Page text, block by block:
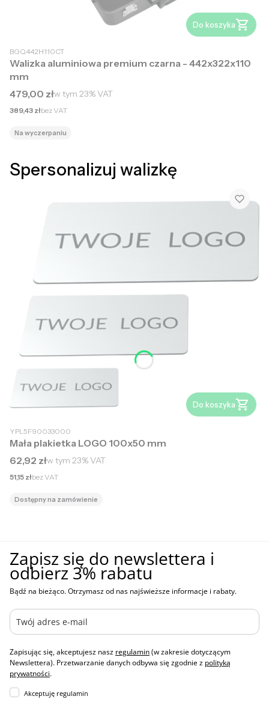
Do koszyka
BGQ442H110CT
Walizka aluminiowa premium czarna - 442x322x110
mm
Cena brutto
479,00 złw tym 23%VAT
Cena netto
389,43 złbez VAT
Na wyczerpaniu
Spersonalizuj walizkę
Do koszyka
YPL5F90033000
Mała plakietka LOGO 100x50 mm
Cena brutto
62,92 złw tym 23%VAT
Cena netto
51,15 złbez VAT
Dostępny na zamówienie
Zapisz się do newslettera i
odbierz 3% rabatu
Bądź na bieżąco. Otrzymasz od nas najświeższe informacje i rabaty.
Zapisując się, akceptujesz nasz regulamin(w zakresie dotyczącym
Newslettera). Przetwarzanie danych odbywa się zgodnie z polityką
prywatności.
Akceptuję regulamin